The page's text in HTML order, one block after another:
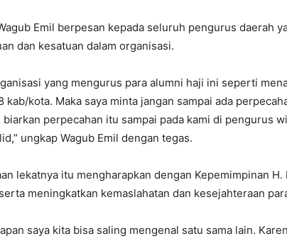
Emil berpesan kepada seluruh pengurus daerah
dan kesatuan dalam organisasi.
yang mengurus para alumni haji ini seperti
kab/kota. Maka saya minta jangan sampai ada
biarkan perpecahan itu sampai pada kami di pengurus
ungkap Wagub Emil dengan tegas.
lekatnya itu mengharapkan dengan Kepemimpinan H.
meningkatkan kemaslahatan dan kesejahteraan
saya kita bisa saling mengenal satu sama lain.